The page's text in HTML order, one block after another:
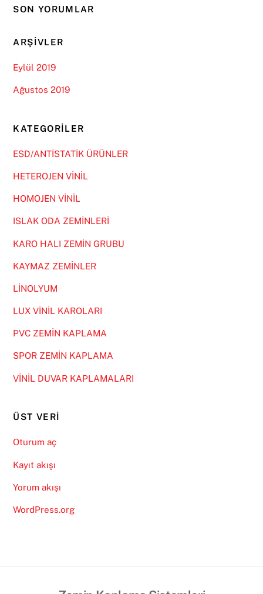
SON YORUMLAR
ARŞIVLER
Eylül 2019
Ağustos 2019
KATEGORILER
ESD/ANTİSTATİK ÜRÜNLER
HETEROJEN VİNİL
HOMOJEN VİNİL
ISLAK ODA ZEMİNLERİ
KARO HALI ZEMİN GRUBU
KAYMAZ ZEMİNLER
LİNOLYUM
LUX VİNİL KAROLARI
PVC ZEMİN KAPLAMA
SPOR ZEMİN KAPLAMA
VİNİL DUVAR KAPLAMALARI
ÜST VERI
Oturum aç
Kayıt akışı
Yorum akışı
WordPress.org